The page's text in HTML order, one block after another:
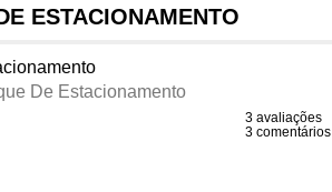
ESTACIONAMENTO
De Estacionamento
3 avaliações
3 comentários